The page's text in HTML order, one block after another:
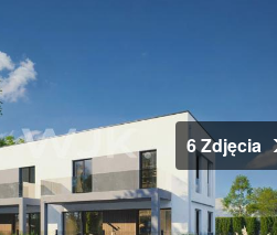
6 Zdjęcia